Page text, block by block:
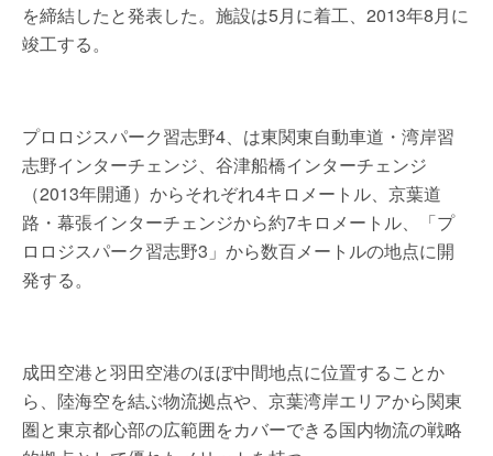
を締結したと発表した。施設は5月に着工、2013年8月に
竣工する。
プロロジスパーク習志野4、は東関東自動車道・湾岸習
志野インターチェンジ、谷津船橋インターチェンジ
（2013年開通）からそれぞれ4キロメートル、京葉道
路・幕張インターチェンジから約7キロメートル、「プ
ロロジスパーク習志野3」から数百メートルの地点に開
発する。
成田空港と羽田空港のほぼ中間地点に位置することか
ら、陸海空を結ぶ物流拠点や、京葉湾岸エリアから関東
圏と東京都心部の広範囲をカバーできる国内物流の戦略